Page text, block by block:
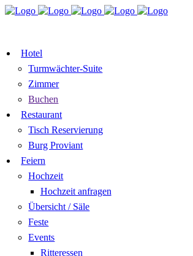
Hotel
Turmwächter-Suite
Zimmer
Buchen
Restaurant
Tisch Reservierung
Burg Proviant
Feiern
Hochzeit
Hochzeit anfragen
Übersicht / Säle
Feste
Events
Ritteressen